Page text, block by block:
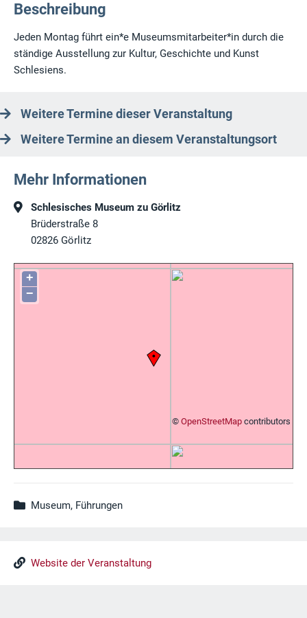
Beschreibung
Jeden Montag führt ein*e Museumsmitarbeiter*in durch die
ständige Ausstellung zur Kultur, Geschichte und Kunst
Schlesiens.
Weitere Termine dieser Veranstaltung
Weitere Termine an diesem Veranstaltungsort
Mehr Informationen
Schlesisches Museum zu Görlitz
Brüderstraße 8
02826 Görlitz
+
−
© OpenStreetMap contributors
Museum, Führungen
Website der Veranstaltung